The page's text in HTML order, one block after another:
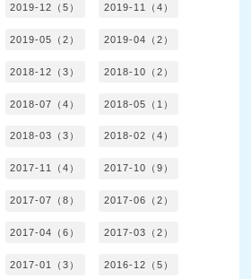
2019-12（5） 2019-11（4）
2019-05（2） 2019-04（2）
2018-12（3） 2018-10（2）
2018-07（4） 2018-05（1）
2018-03（3） 2018-02（4）
2017-11（4） 2017-10（9）
2017-07（8） 2017-06（2）
2017-04（6） 2017-03（2）
2017-01（3） 2016-12（5）